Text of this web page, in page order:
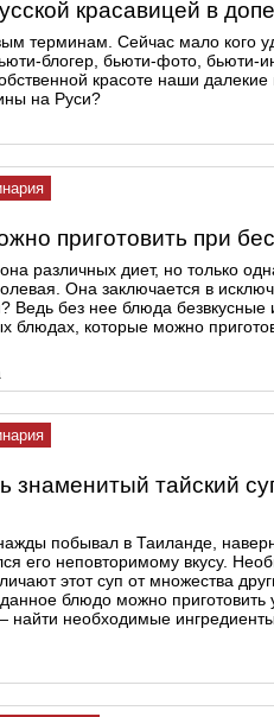
красавицей в
терминам. Сейчас мало кого
блогер, бьюти-фото, бьюти-
красоте наши
на Руси?
приготовить при
различных диет, но только
Она заключается в
Ведь без нее блюда безвкусные
блюдах, которые можно
знаменитый тайский
побывал в Таиланде,
его неповторимому вкусу.
этот суп от множества
данное блюдо можно
найти необходимые